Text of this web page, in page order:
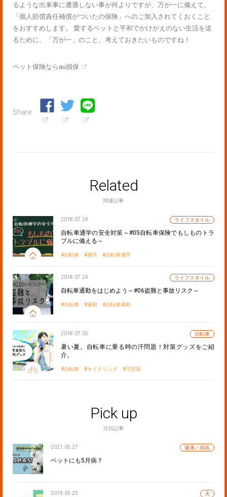
るような出来事に遭遇しない事が何よりですが、万が一に備えて、
「個人賠償責任補償がついたの保険」へのご加入されてくおくこと
をおすすめします。 愛するペットと平和でかけがえのない生活を送
るために、「万が一」のこと、考えておきたいものですね！
ペット保険ならau損保
Share
Related
関連記事
2018.07.24 ライフスタイル
自転車通学の安全対策～#05自転車保険でもしものトラ
ブルに備える～
自転車 通学 自転車通学
2018.07.24 ライフスタイル
自転車通勤をはじめよう～#06盗難と事故リスク～
自転車 通勤 自転車通勤
2018.07.05 自転車
暑い夏。自転車に乗る時の汗問題！対策グッズをご紹
介。
自転車 サイクリング 汗対策
Pick up
注目記事
2021.05.27 健康／病気
ペットにも5月病？
2019.05.23 犬